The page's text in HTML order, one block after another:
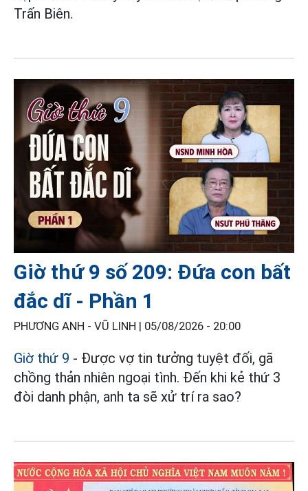
Trấn Biên.
Giờ thứ 9 số 209: Đứa con bất
đắc dĩ - Phần 1
PHƯƠNG ANH - VŨ LINH | 05/08/2026 - 20:00
Giờ thứ 9 - Được vợ tin tưởng tuyệt đối, gã
chồng thản nhiên ngoại tình. Đến khi kẻ thứ 3
đòi danh phận, anh ta sẽ xử trí ra sao?